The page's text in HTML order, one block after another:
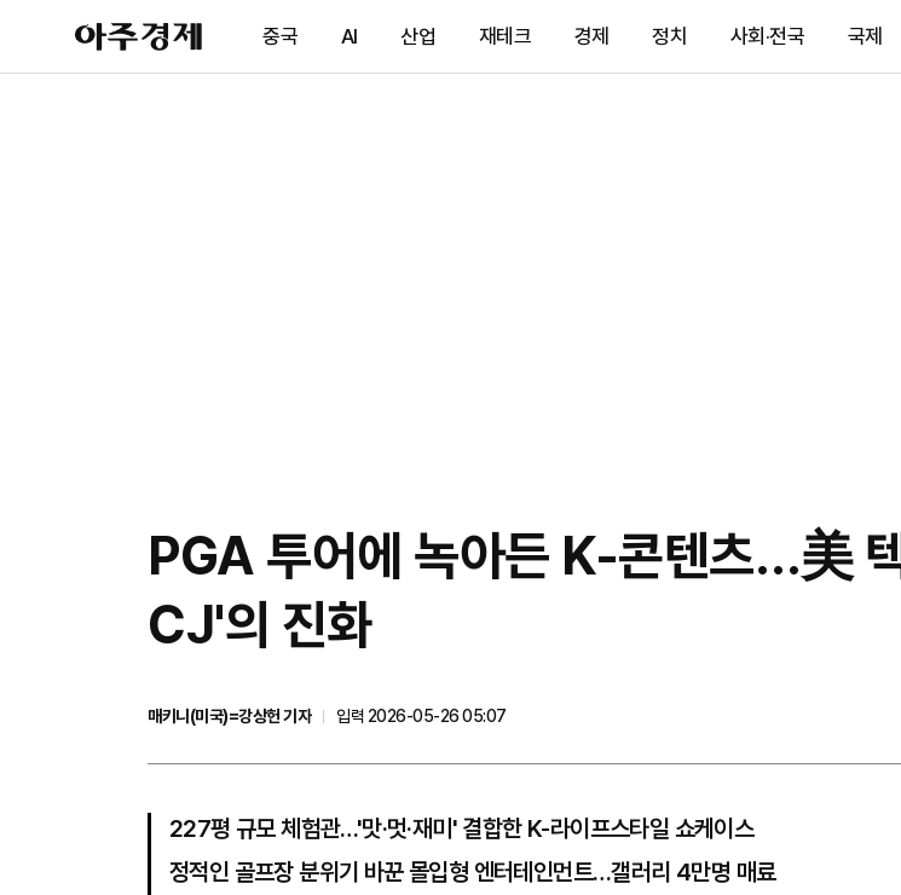
아
주
제
중국 AI 산업 재테크 경제 정치 사회·전국 국제
PGA 투어에 녹아든 K-콘텐츠…美
CJ'의 진화
매키니(미국)=강상헌 기자
입력 2026-05-26 05:07
227평 규모 체험관…'맛·멋·재미' 결합한 K-라이프스타일 쇼케이스
정적인 골프장 분위기 바꾼 몰입형 엔터테인먼트…갤러리 4만명 매료